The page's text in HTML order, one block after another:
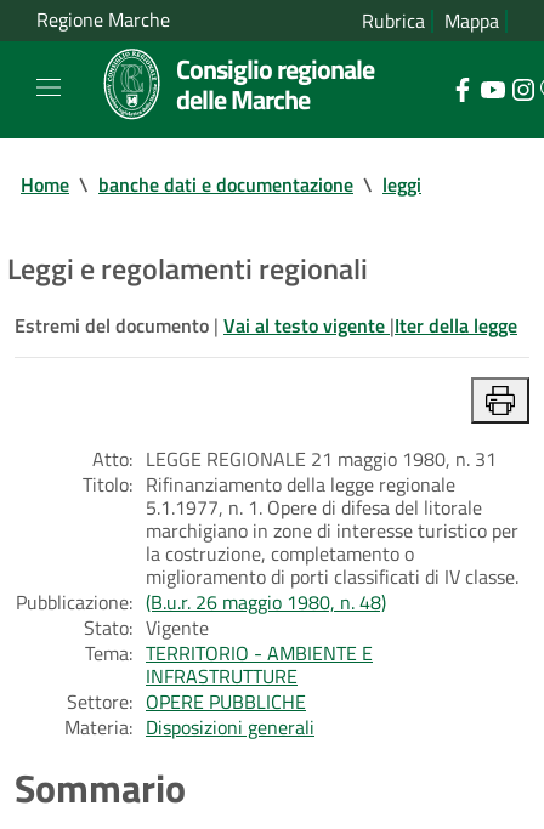
Regione Marche Rubrica Mappa
Consiglio regionale
delle Marche
Home \ banche dati e documentazione \ leggi
Leggi e regolamenti regionali
Estremi del documento | Vai al testo vigente |Iter della legge
Atto: LEGGE REGIONALE 21 maggio 1980, n. 31
Titolo: Rifinanziamento della legge regionale
5.1.1977, n. 1. Opere di difesa del litorale
marchigiano in zone di interesse turistico per
la costruzione, completamento o
miglioramento di porti classificati di IV classe.
Pubblicazione: (B.u.r. 26 maggio 1980, n. 48)
Stato: Vigente
Tema: TERRITORIO - AMBIENTE E
INFRASTRUTTURE
Settore: OPERE PUBBLICHE
Materia: Disposizioni generali
Sommario